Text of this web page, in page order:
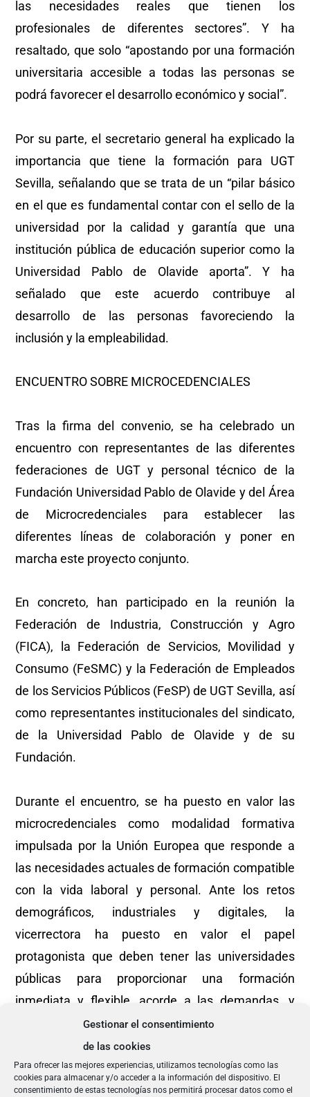
Gestionar el consentimiento
de las cookies
Para ofrecer las mejores experiencias, utilizamos tecnologías como las
cookies para almacenar y/o acceder a la información del dispositivo. El
consentimiento de estas tecnologías nos permitirá procesar datos como el
las necesidades reales que tienen los
profesionales de diferentes sectores”. Y ha
resaltado, que solo “apostando por una formación
universitaria accesible a todas las personas se
podrá favorecer el desarrollo económico y social”.
Por su parte, el secretario general ha explicado la
importancia que tiene la formación para UGT
Sevilla, señalando que se trata de un “pilar básico
en el que es fundamental contar con el sello de la
universidad por la calidad y garantía que una
institución pública de educación superior como la
Universidad Pablo de Olavide aporta”. Y ha
señalado que este acuerdo contribuye al
desarrollo de las personas favoreciendo la
inclusión y la empleabilidad.
ENCUENTRO SOBRE MICROCEDENCIALES
Tras la firma del convenio, se ha celebrado un
encuentro con representantes de las diferentes
federaciones de UGT y personal técnico de la
Fundación Universidad Pablo de Olavide y del Área
de Microcredenciales para establecer las
diferentes líneas de colaboración y poner en
marcha este proyecto conjunto.
En concreto, han participado en la reunión la
Federación de Industria, Construcción y Agro
(FICA), la Federación de Servicios, Movilidad y
Consumo (FeSMC) y la Federación de Empleados
de los Servicios Públicos (FeSP) de UGT Sevilla, así
como representantes institucionales del sindicato,
de la Universidad Pablo de Olavide y de su
Fundación.
Durante el encuentro, se ha puesto en valor las
microcredenciales como modalidad formativa
impulsada por la Unión Europea que responde a
las necesidades actuales de formación compatible
con la vida laboral y personal. Ante los retos
demográficos, industriales y digitales, la
vicerrectora ha puesto en valor el papel
protagonista que deben tener las universidades
públicas para proporcionar una formación
inmediata y flexible, acorde a las demandas, y
desarrollada e implementada bajo los más altos
niveles de calidad.
En la reunión, se ha insistido en la necesidad de